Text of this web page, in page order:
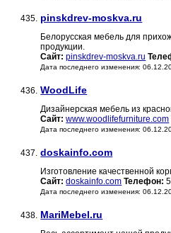
435. pinskdrev-moskva.ru
Белорусская мебель для
продукции.
Сайт: pinskdrev-moskva.ru
Дата последнего изменения:
436. WoodLife
Дизайнерская мебель из
Сайт: www.woodlifefurniture.com
Дата последнего изменения:
437. doskainfo.com
Изготовление качественной
Сайт: doskainfo.com Телефон:
Дата последнего изменения:
438. MariMebel.ru